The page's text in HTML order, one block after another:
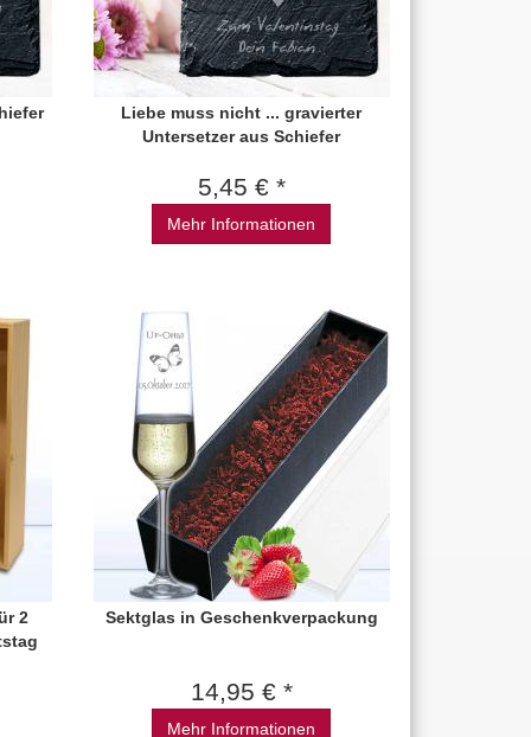
Liebe muss nicht ... gravierter
Untersetzer aus Schiefer
5,45 € *
Mehr Informationen
2
Sektglas in Geschenkverpackung
14,95 € *
Mehr Informationen